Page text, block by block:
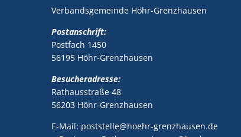
Verbandsgemeinde Höhr-Grenzhausen
Postanschrift:
Postfach 1450
56195 Höhr-Grenzhausen
Besucheradresse:
Rathausstraße 48
56203 Höhr-Grenzhausen
E-Mail: poststelle@hoehr-grenzhausen.de